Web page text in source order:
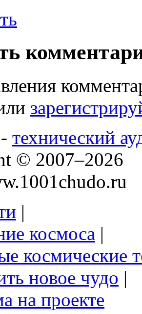
технический
© 2007–2026
|
космоса |
космические
новое чудо |
на проекте